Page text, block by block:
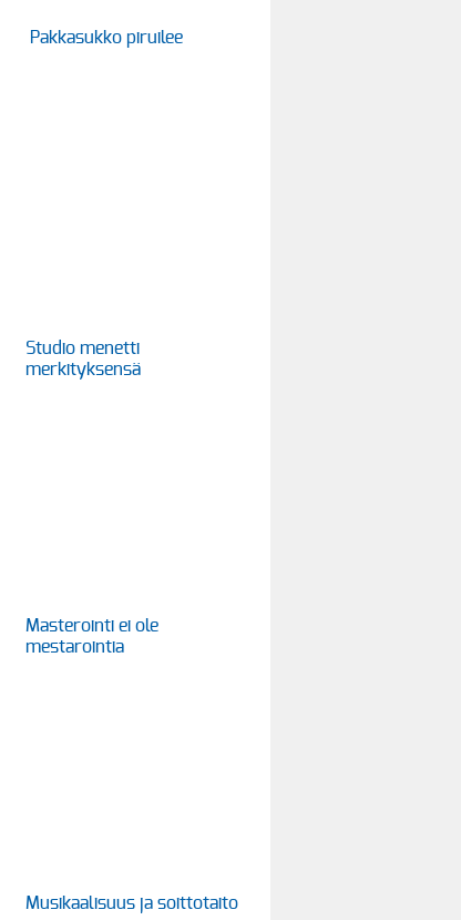
Pakkasukko piruilee
Studio menetti
merkityksensä
Masterointi ei ole
mestarointia
Musikaalisuus ja soittotaito